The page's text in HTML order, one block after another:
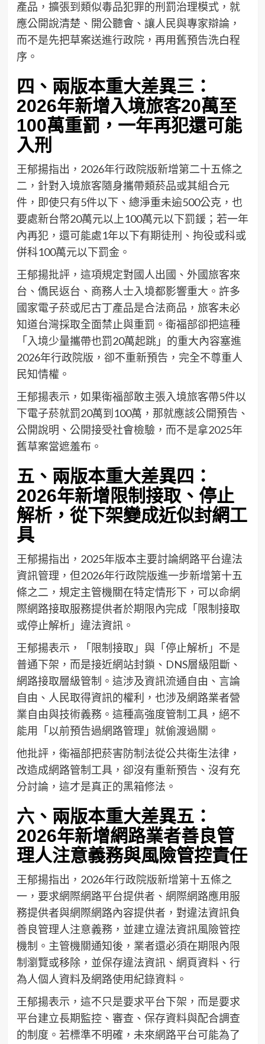
產品，擴張到類似毒品犯罪的刑罰治理模式，就
應公開說清楚、開公聽會、讓人民與專家辯論，
而不是先把草案送進行政院，再用舊預告洗白程
序。
四、兩版本重大差異三：
2026年新增入境旅客20萬至
100萬重罰，一年再犯還可能
入刑
王郁揚指出，2026年行政院版新增第二十五條之
二，針對入境旅客隨身攜帶類菸品或其組合元
件，即使只有5件以下、總淨重未逾500公克，也
要處新台幣20萬元以上100萬元以下罰鍰；若一年
內再犯，還可能處1年以下有期徒刑、拘役或科或
併科100萬元以下罰金。
王郁揚批評，這項規定對國人出國、外國旅客來
台、僑民返台、商務人士入境都影響重大。許多
國家電子菸或尼古丁產品是合法商品，旅客未必
知道台灣採取全面禁止與重罰。衛福部卻把這種
「入境少量攜帶也罰20萬起跳」的重大內容塞進
2026年行政院版，卻不重新預告，完全不尊重人
民知情權。
王郁揚表示，如果衛福部敢主張入境旅客帶5件以
下電子菸就罰20萬到100萬，那就應該公開預告、
公開說明、公開接受社會檢驗，而不是拿2025年
舊草案當遮羞布。
五、兩版本重大差異四：
2026年新增限制接取、停止
解析，從下架變成近似封網工
具
王郁揚指出，2025年版本主要討論網路平台違法
資訊管理，但2026年行政院版進一步新增第十五
條之二，規定主管機關在特定情形下，可以命網
際網路接取服務提供者於期限內完成「限制接取
或停止解析」違法資訊。
王郁揚表示，「限制接取」與「停止解析」不是
普通下架，而是接近網站封鎖、DNS層級阻斷、
網路接取層級管制。這涉及資訊流通自由、言論
自由、人民取得資訊的權利，也涉及網路業者營
業自由與技術義務。這種高強度管制工具，絕不
能用「以前預告過網路管理」就偷渡過關。
他批評，衛福部把菸害防制法從公共衛生法律，
改造成網路管制工具，卻沒有重新預告、沒有充
分討論，這才是真正的黑箱修法。
六、兩版本重大差異五：
2026年新增網路業者善良管
理人注意義務與風險管控責任
王郁揚指出，2026年行政院版新增第十五條之
一，要求網際網路平台提供者、網際網路應用服
務提供者與網際網路內容提供者，對違法資訊負
善良管理人注意義務，並建立違法資訊風險管控
機制。主管機關通知後，業者還必須在期限內限
制瀏覽或移除，並保存違法資訊、網頁資料、行
為人個人資料及網路使用紀錄資料。
王郁揚表示，這不只是要求平台下架，而是要求
平台建立長期監控、審查、保存資料與配合調查
的制度。若標準不明確，未來網路平台可能為了